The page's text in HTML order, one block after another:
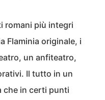
romani più integri
Flaminia originale, i
un anfiteatro,
Il tutto in un
che in certi punti